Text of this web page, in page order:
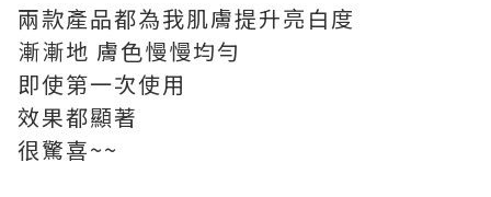
兩款產品都為我肌膚提升亮白度
漸漸地 膚色慢慢均勻
即使第一次使用
效果都顯著
很驚喜~~